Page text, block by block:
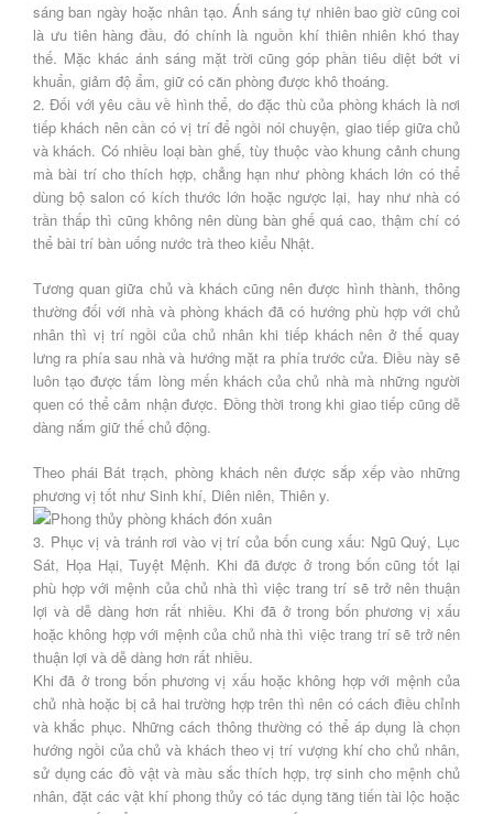
sáng ban ngày hoặc nhân tạo. Ánh sáng tự nhiên bao giờ cũng coi
là ưu tiên hàng đầu, đó chính là nguồn khí thiên nhiên khó thay
thế. Mặc khác ánh sáng mặt trời cũng góp phần tiêu diệt bớt vi
khuẩn, giảm độ ẩm, giữ có căn phòng được khô thoáng.
2. Đối với yêu cầu về hình thể, do đặc thù của phòng khách là nơi
tiếp khách nên cần có vị trí để ngồi nói chuyện, giao tiếp giữa chủ
và khách. Có nhiều loại bàn ghế, tùy thuộc vào khung cảnh chung
mà bài trí cho thích hợp, chẳng hạn như phòng khách lớn có thể
dùng bộ salon có kích thước lớn hoặc ngược lại, hay như nhà có
trần thấp thì cũng không nên dùng bàn ghế quá cao, thậm chí có
thể bài trí bàn uống nước trà theo kiểu Nhật.
Tương quan giữa chủ và khách cũng nên được hình thành, thông
thường đối với nhà và phòng khách đã có hướng phù hợp với chủ
nhân thì vị trí ngồi của chủ nhân khi tiếp khách nên ở thế quay
lưng ra phía sau nhà và hướng mặt ra phía trước cửa. Điều này sẽ
luôn tạo được tấm lòng mến khách của chủ nhà mà những người
quen có thể cảm nhận được. Đồng thời trong khi giao tiếp cũng dễ
dàng nắm giữ thế chủ động.
Theo phái Bát trạch, phòng khách nên được sắp xếp vào những
phương vị tốt như Sinh khí, Diên niên, Thiên y.
3. Phục vị và tránh rơi vào vị trí của bốn cung xấu: Ngũ Quý, Lục
Sát, Họa Hại, Tuyệt Mệnh. Khi đã được ở trong bốn cũng tốt lại
phù hợp với mệnh của chủ nhà thì việc trang trí sẽ trở nên thuận
lợi và dễ dàng hơn rất nhiều. Khi đã ở trong bốn phương vị xấu
hoặc không hợp với mệnh của chủ nhà thì việc trang trí sẽ trở nên
thuận lợi và dễ dàng hơn rất nhiều.
Khi đã ở trong bốn phương vị xấu hoặc không hợp với mệnh của
chủ nhà hoặc bị cả hai trường hợp trên thì nên có cách điều chỉnh
và khắc phục. Những cách thông thường có thể áp dụng là chọn
hướng ngồi của chủ và khách theo vị trí vượng khí cho chủ nhân,
sử dụng các đồ vật và màu sắc thích hợp, trợ sinh cho mệnh chủ
nhân, đặt các vật khí phong thủy có tác dụng tăng tiến tài lộc hoặc